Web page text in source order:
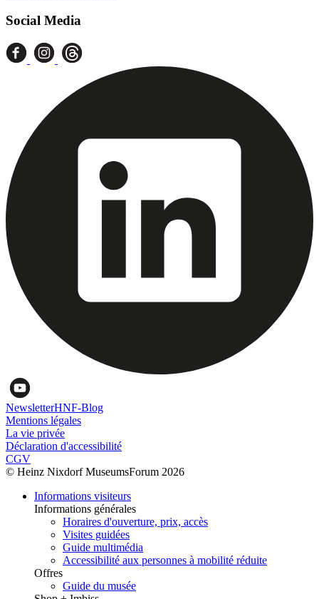
Social Media
NewsletterHNF-Blog
Mentions légales
La vie privée
Déclaration d'accessibilité
CGV
© Heinz Nixdorf MuseumsForum 2026
Informations visiteurs
Informations générales
Horaires d'ouverture, prix, accès
Visites guidées
Guide multimédia
Accessibilité aux personnes à mobilité réduite
Offres
Guide du musée